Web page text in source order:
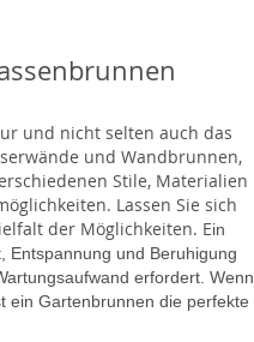
und nicht selten auch das
und Wandbrunnen,
Stile, Materialien
Lassen Sie sich
der Möglichkeiten. Ein
Entspannung und Beruhigung
erfordert. Wenn
ein Gartenbrunnen die perfekte